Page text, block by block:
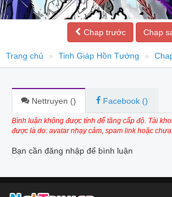
Chap trước Chap
Trang chủ Tinh Giáp Hồn Tướng
Nettruyen () Facebook ()
Bình luận không được tính để tăng cấp độ. Tài
được là do: avatar nhạy cảm, spam link hoặc chưa
Bạn cần đăng nhập để bình luận